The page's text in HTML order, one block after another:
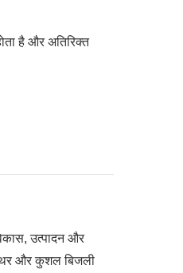
है और अतिरिक्त
उत्पादन और
और कुशल बिजली